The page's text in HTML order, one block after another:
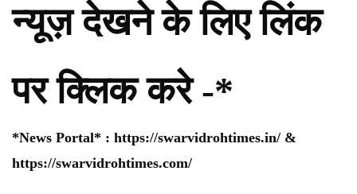
न्यूज़ देखने के लिए लिंक
पर क्लिक करे -*
*News Portal* : https://swarvidrohtimes.in/ &
https://swarvidrohtimes.com/